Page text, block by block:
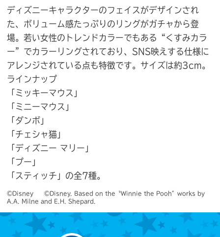
ディズニーキャラクターのフェイスがデザインされ
た、ボリューム感たっぷりのリングがガチャから登
場。若い女性のトレンドカラーでもある“くすみカラ
ー”でカラーリングされており、SNS映えする仕様に
アレンジされている点も特徴です。サイズは約3cm。
ラインナップ
「ミッキーマウス」
「ミニーマウス」
「ダンボ」
「チェシャ猫」
「ディズニー マリー」
「プー」
「スティッチ」の全7種。
©Disney　　©Disney. Based on the〝Winnie the Pooh″works by
A.A. Milne and E.H. Shepard.